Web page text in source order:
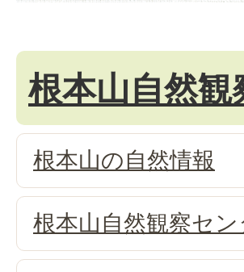
根本山自然
根本山の自然情報
根本山自然観察セ